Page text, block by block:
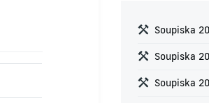
Soupiska
Soupiska
Soupiska